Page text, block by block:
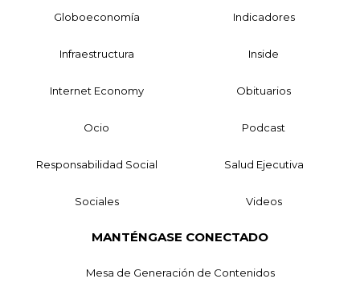
Globoeconomía Indicadores
Infraestructura Inside
Internet Economy Obituarios
Ocio Podcast
Responsabilidad Social Salud Ejecutiva
Sociales Videos
MANTÉNGASE CONECTADO
Mesa de Generación de Contenidos